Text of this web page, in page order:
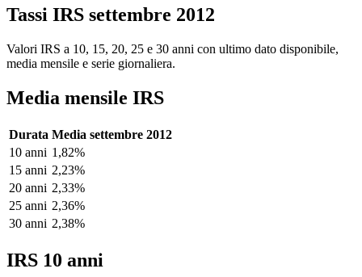
Tassi IRS settembre 2012
Valori IRS a 10, 15, 20, 25 e 30 anni con ultimo dato disponibile,
media mensile e serie giornaliera.
Media mensile IRS
Durata Media settembre 2012
10 anni 1,82%
15 anni 2,23%
20 anni 2,33%
25 anni 2,36%
30 anni 2,38%
IRS 10 anni